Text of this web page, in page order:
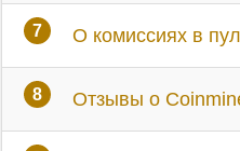
О комиссиях в
Отзывы о